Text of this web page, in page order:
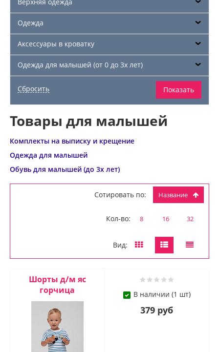
Верхняя одежда
Одежда
Аксессуары в кроватку
Одежда для малышей (от 0 до 3х лет)
Товары для малышей
Комплекты на выписку и крещение
Одежда для малышей
Обувь для малышей (до 3х лет)
Сотировать по: Название
Кол-во: 8 16 32
Вид:
Шорты д/м яс
горчица
В наличии (1 шт)
379 руб